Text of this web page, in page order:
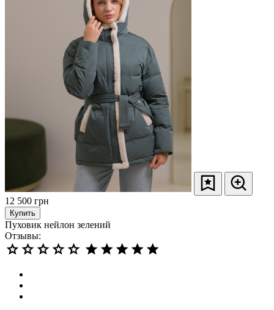
12 500 грн
Купить
Пуховик нейлон зелений
Отзывы: